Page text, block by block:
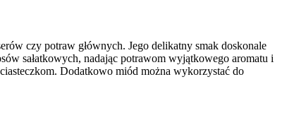
czy potraw głównych. Jego delikatny smak doskonale
sałatkowych, nadając potrawom wyjątkowego aromatu i
Dodatkowo miód można wykorzystać do